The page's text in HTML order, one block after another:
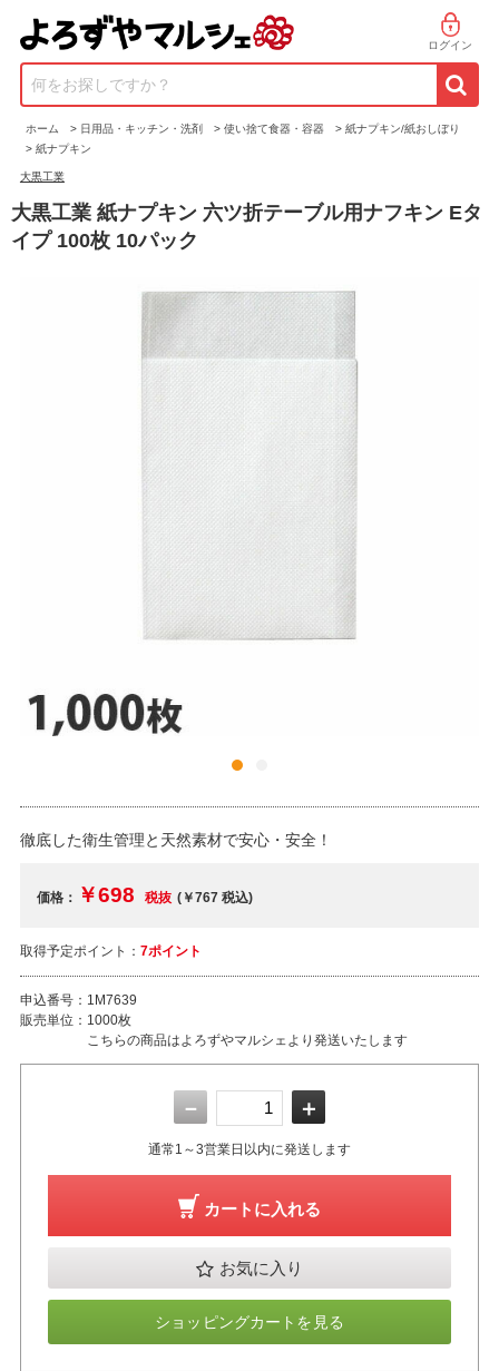
ログイン
何をお探しですか？
ホーム > 日用品・キッチン・洗剤 > 使い捨て食器・容器 > 紙ナプキン/紙おしぼり
> 紙ナプキン
大黒工業
大黒工業 紙ナプキン 六ツ折テーブル用ナフキン Eタ
イプ 100枚 10パック
徹底した衛生管理と天然素材で安心・安全！
価格： ￥698 税抜 (￥767税込)
取得予定ポイント： 7ポイント
申込番号： 1M7639
販売単位： 1000枚
こちらの商品はよろずやマルシェより発送いたします
－ ＋
通常1～3営業日以内に発送します
カートに入れる
お気に入り
ショッピングカートを見る